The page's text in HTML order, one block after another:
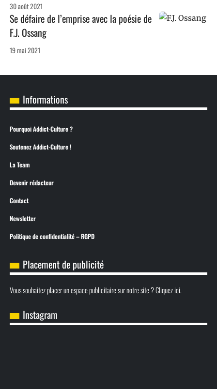
30 août 2021
Se défaire de l’emprise avec la poésie de
F.J. Ossang
19 mai 2021
Informations
Pourquoi Addict-Culture ?
Soutenez Addict-Culture !
La Team
Devenir rédacteur
Contact
Newsletter
Politique de confidentialité – RGPD
Placement de publicité
Vous souhaitez placer un espace publicitaire sur notre site ? Cliquez ici.
Instagram